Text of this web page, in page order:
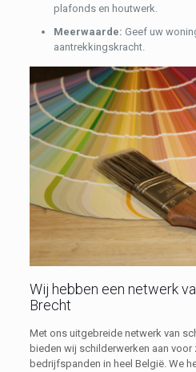
plafonds en houtwerk.
Meerwaarde: Geef uw
aantrekkingskracht.
Wij hebben een netwerk
Brecht
Met ons uitgebreide netwerk van
bieden wij schilderwerken aan
bedrijfspanden in heel België. We